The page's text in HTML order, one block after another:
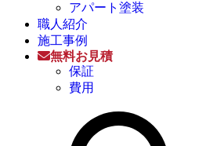
アパート塗装
職人紹介
施工事例
無料お見積
保証
費用